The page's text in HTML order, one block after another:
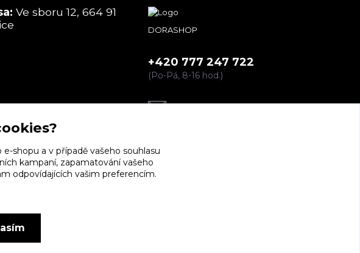
Ve sboru 12, 664 91
DORASHOP
+420 777 247 722
(Po-Pá, 8-16 hod.)
dorashopp@seznam.cz
shopu a v případě vašeho souhlasu
kampaní, zapamatování vašeho
odpovídajících vašim preferencím.